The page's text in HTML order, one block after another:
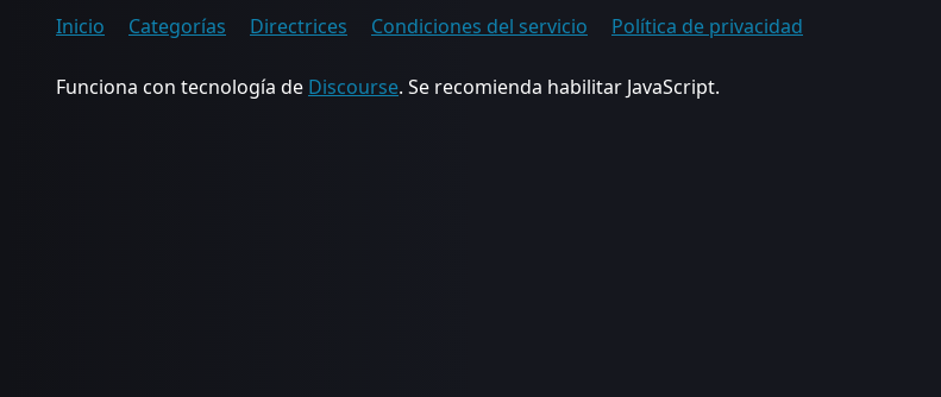
Inicio Categorías Directrices Condiciones del servicio Política de privacidad
Funciona con tecnología de Discourse. Se recomienda habilitar JavaScript.